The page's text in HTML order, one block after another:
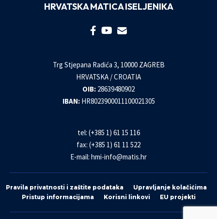
HRVATSKA MATICA ISELJENIKA
Trg Stjepana Radića 3, 10000 ZAGREB
HRVATSKA / CROATIA
OIB: 28639480902
IBAN: HR8023900011100021305
tel: (+385 1) 61 15 116
fax: (+385 1) 61 11 522
E-mail: hmi-info@matis.hr
Pravila privatnosti i zaštite podataka
Upravljanje kolačićima
Pristup informacijama
Korisni linkovi EU projekti